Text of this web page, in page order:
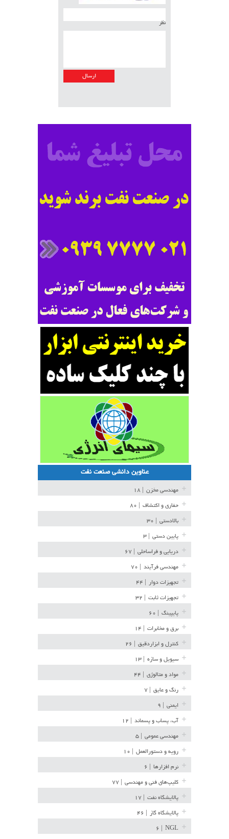
نظر
عناوین دانشی صنعت نفت
مهندسی مخزن
حفاری و اکتشاف
بالادستی
پایین دستی
دریایی و فراساحلی
مهندسی فرآیند
تجهیزات دوار
تجهیزات ثابت
پایپینگ
برق و مخابرات
کنترل و ابزاردقیق
سیویل و سازه
مواد و متالوژی
رنگ و عایق
ایمنی
آب، پساب و پسماند
مهندسی عمومی
رویه و دستورالعمل
نرم افزارها
کلیپ‌های فنی و مهندسی
پالایشگاه نفت
پالایشگاه گاز
NGL